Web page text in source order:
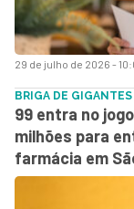
29 de julho de 2026 -
BRIGA DE GIGANTES
99 entra no
milhões para
farmácia em